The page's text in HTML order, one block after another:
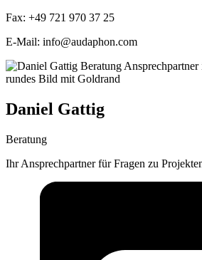
Fax: +49 721 970 37 25
E-Mail: info@audaphon.com
Daniel Gattig
Beratung
Ihr Ansprechpartner für Fragen zu